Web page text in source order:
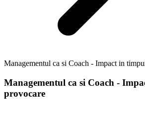
Managementul ca si Coach - Impact in
Managementul ca si Coach -
provocare